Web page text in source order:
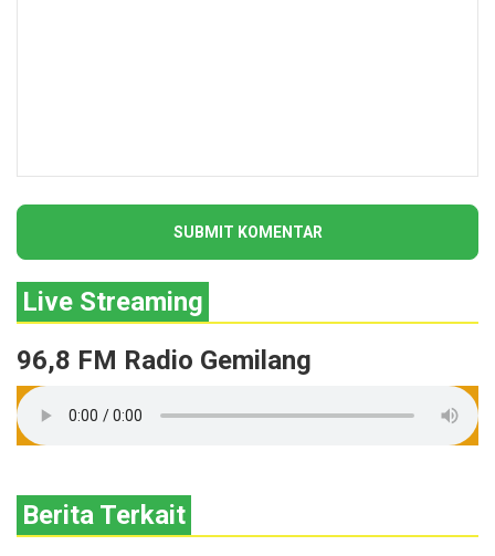
Live Streaming
96,8 FM Radio Gemilang
Berita Terkait